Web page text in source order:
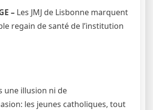
– Les JMJ de Lisbonne marquent
regain de santé de l’institution
une illusion ni de
les jeunes catholiques, tout